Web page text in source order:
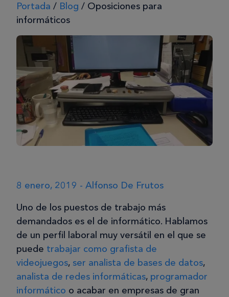
Portada / Blog / Oposiciones para
informáticos
8 enero, 2019 - Alfonso De Frutos
Uno de los puestos de trabajo más
demandados es el de informático. Hablamos
de un perfil laboral muy versátil en el que se
puede trabajar como grafista de
videojuegos, ser analista de bases de datos,
analista de redes informáticas, programador
informático o acabar en empresas de gran